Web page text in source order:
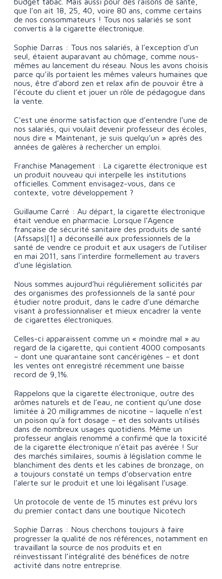
que l’on ait 18, 25, 40, voire 80 ans, comme certains
de nos consommateurs ! Tous nos salariés se sont
convertis à la cigarette électronique.
Sophie Darras : Tous nos salariés, à l’exception d’un
seul, étaient auparavant au chômage, comme nous-
mêmes au lancement du réseau. Nous les avons choisis
parce qu’ils portaient les mêmes valeurs humaines que
nous, être d’abord zen et relax afin de pouvoir être à
l’écoute du client et jouer un rôle de pédagogue dans
la vente.
C’est une énorme satisfaction que d’entendre l’une de
nos salariés, qui voulait devenir professeur des écoles,
nous dire « Maintenant, je suis quelqu’un » après des
années de galères à rechercher un emploi.
Franchise Management : La cigarette électronique est
un produit nouveau qui interpelle les institutions
officielles. Comment envisagez-vous, dans ce
contexte, votre développement ?
Guillaume Carré : Au départ, la cigarette électronique
était vendue en pharmacie. Lorsque l’Agence
française de sécurité sanitaire des produits de santé
(Afssaps)[1] a déconseillé aux professionnels de la
santé de vendre ce produit et aux usagers de l’utiliser
en mai 2011, sans l’interdire formellement au travers
d’une législation.
Nous sommes aujourd’hui régulièrement sollicités par
des organismes des professionnels de la santé pour
étudier notre produit, dans le cadre d’une démarche
visant à professionnaliser et mieux encadrer la vente
de cigarettes électroniques.
Celles-ci apparaissent comme un « moindre mal » au
regard de la cigarette, qui contient 4000 composants
– dont une quarantaine sont cancérigènes – et dont
les ventes ont enregistré récemment une baisse
record de 9,1%.
Rappelons que la cigarette électronique, outre des
arômes naturels et de l’eau, ne contient qu’une dose
limitée à 20 milligrammes de nicotine – laquelle n’est
un poison qu’à fort dosage – et des solvants utilisés
dans de nombreux usages quotidiens. Même un
professeur anglais renommé a confirmé que la toxicité
de la cigarette électronique n’était pas avérée ! Sur
des marchés similaires, soumis à législation comme le
blanchiment des dents et les cabines de bronzage, on
a toujours constaté un temps d’observation entre
l’alerte sur le produit et une loi légalisant l’usage.
Un protocole de vente de 15 minutes est prévu lors
du premier contact dans une boutique Nicotech
Sophie Darras : Nous cherchons toujours à faire
progresser la qualité de nos références, notamment en
travaillant la source de nos produits et en
réinvestissant l’intégralité des bénéfices de notre
activité dans notre entreprise.